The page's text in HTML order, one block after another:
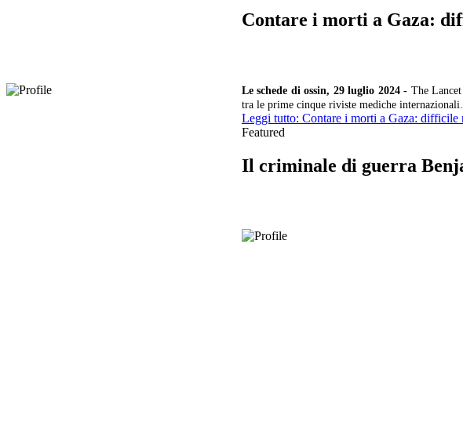
Contare i morti a Gaza:
Le schede di ossin, 29 luglio 2024 - The
tra le prime cinque riviste mediche
Leggi tutto: Contare i morti a Gaza: difficile
Featured
Il criminale di guerra